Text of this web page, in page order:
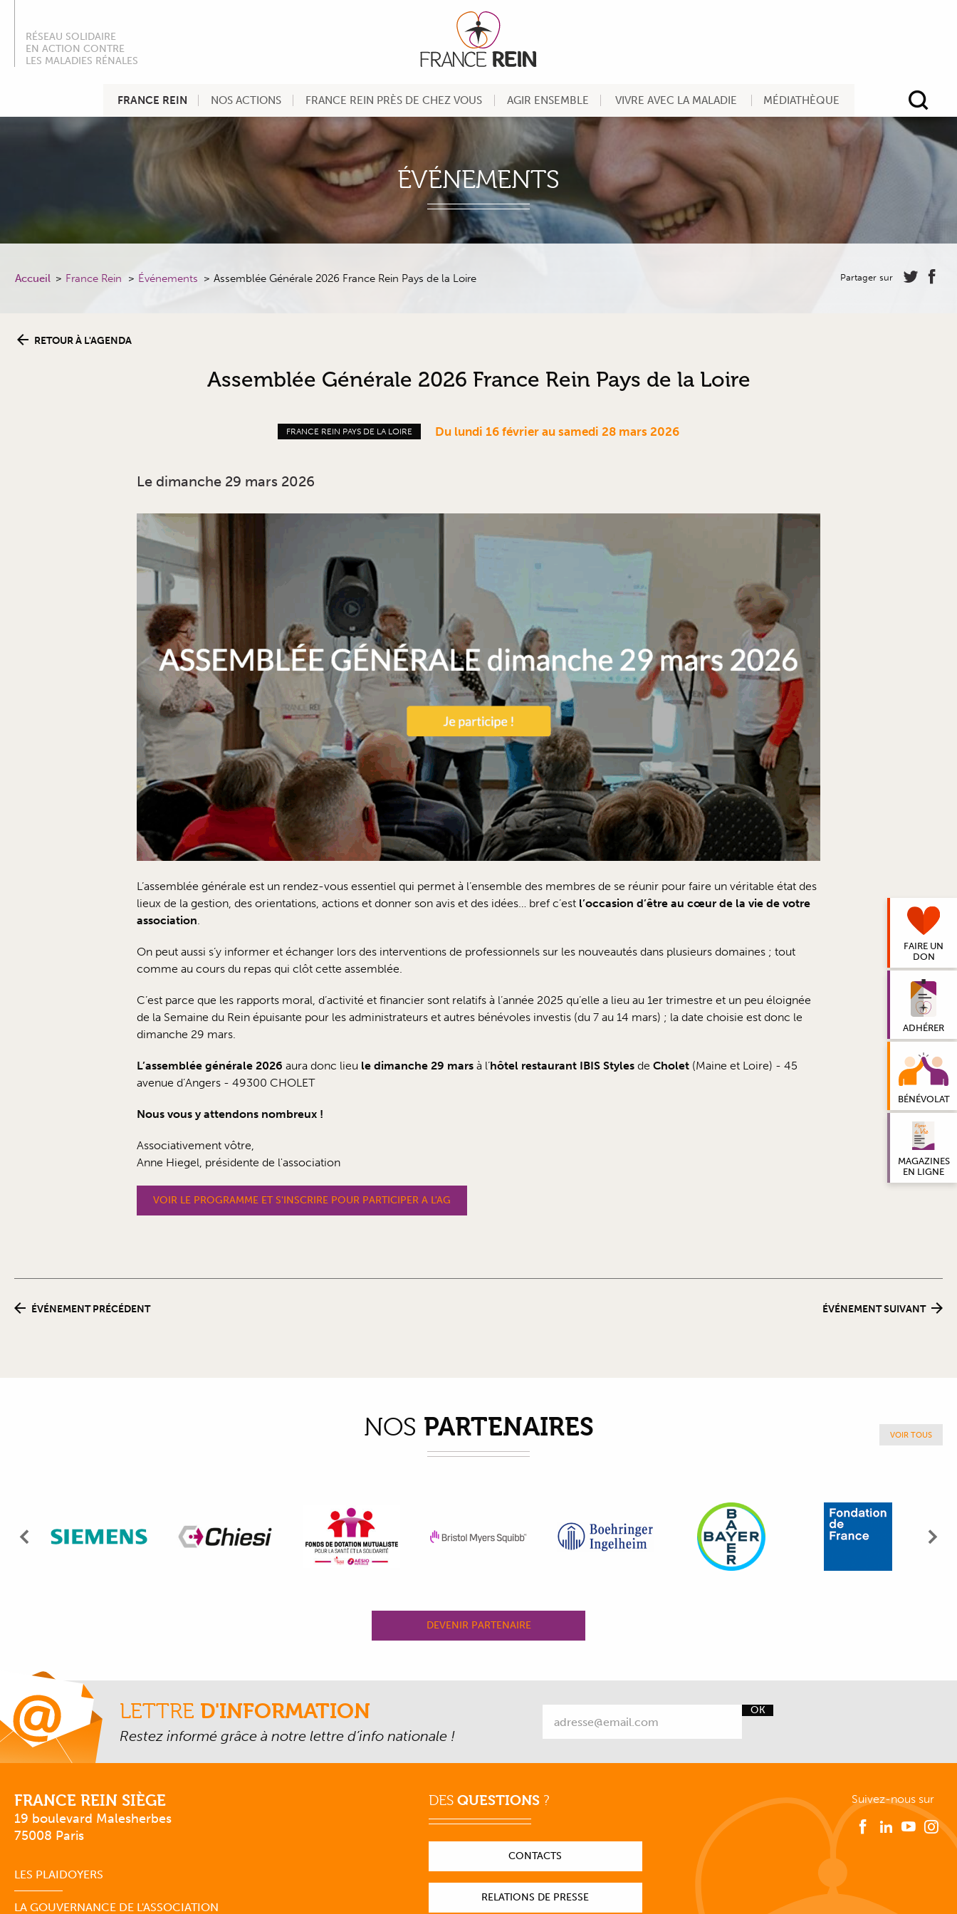
RÉSEAU SOLIDAIRE
EN ACTION CONTRE
LES MALADIES RÉNALES
FRANCE REIN NOS ACTIONS FRANCE REIN PRÈS DE CHEZ VOUS AGIR ENSEMBLE VIVRE AVEC LA MALADIE MÉDIATHÈQUE
FAIRE UN
DON
ADHÉRER
BÉNÉVOLAT
MAGAZINES
EN LIGNE
ÉVÉNEMENTS
Accueil France Rein Événements Assemblée Générale 2026 France Rein Pays de la Loire Partager sur
RETOUR À L'AGENDA
Assemblée Générale 2026 France Rein Pays de la Loire
FRANCE REIN PAYS DE LA LOIRE Du lundi 16 février au samedi 28 mars 2026
Le dimanche 29 mars 2026
L’assemblée générale est un rendez-vous essentiel qui permet à l’ensemble des membres de se réunir pour faire un véritable état des
lieux de la gestion, des orientations, actions et donner son avis et des idées… bref c’est l’occasion d’être au cœur de la vie de votre
association.
On peut aussi s’y informer et échanger lors des interventions de professionnels sur les nouveautés dans plusieurs domaines ; tout
comme au cours du repas qui clôt cette assemblée.
C’est parce que les rapports moral, d’activité et financier sont relatifs à l’année 2025 qu’elle a lieu au 1er trimestre et un peu éloignée
de la Semaine du Rein épuisante pour les administrateurs et autres bénévoles investis (du 7 au 14 mars) ; la date choisie est donc le
dimanche 29 mars.
L’assemblée générale 2026 aura donc lieu le dimanche 29 mars à l’hôtel restaurant IBIS Styles de Cholet (Maine et Loire) - 45
avenue d’Angers - 49300 CHOLET
Nous vous y attendons nombreux !
Associativement vôtre,
Anne Hiegel, présidente de l'association
VOIR LE PROGRAMME ET S'INSCRIRE POUR PARTICIPER A L'AG
ÉVÉNEMENT PRÉCÉDENT ÉVÉNEMENT SUIVANT
NOS PARTENAIRES VOIR TOUS
Précédent
DEVENIR PARTENAIRE
LETTRE D'INFORMATION
Restez informé grâce à notre lettre d’info nationale !
OK
FRANCE REIN SIÈGE
19 boulevard Malesherbes
75008 Paris
LES PLAIDOYERS
LA GOUVERNANCE DE L'ASSOCIATION
DES QUESTIONS?
CONTACTS
RELATIONS DE PRESSE
Suivez-nous sur